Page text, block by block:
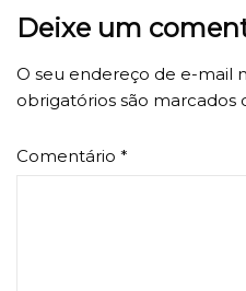
Deixe um
O seu endereço de e-mail
obrigatórios são marcados
Comentário *